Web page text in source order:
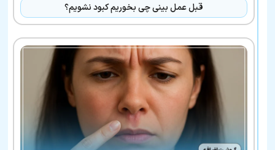
قبل عمل بینی چی بخوریم کبود نشویم؟